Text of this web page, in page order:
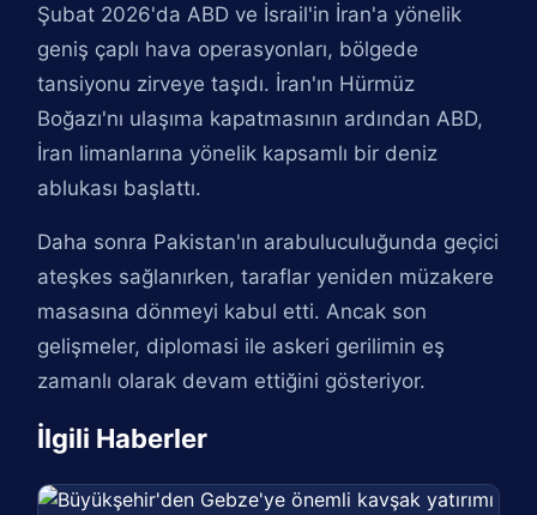
Şubat 2026'da ABD ve İsrail'in İran'a yönelik
geniş çaplı hava operasyonları, bölgede
tansiyonu zirveye taşıdı. İran'ın Hürmüz
Boğazı'nı ulaşıma kapatmasının ardından ABD,
İran limanlarına yönelik kapsamlı bir deniz
ablukası başlattı.
Daha sonra Pakistan'ın arabuluculuğunda geçici
ateşkes sağlanırken, taraflar yeniden müzakere
masasına dönmeyi kabul etti. Ancak son
gelişmeler, diplomasi ile askeri gerilimin eş
zamanlı olarak devam ettiğini gösteriyor.
İlgili Haberler